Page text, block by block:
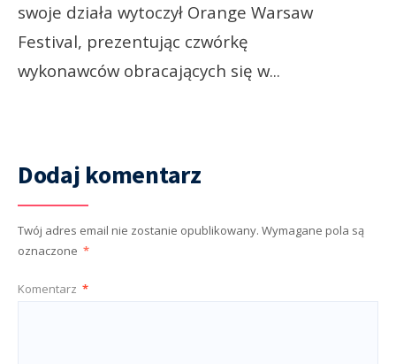
swoje działa wytoczył Orange Warsaw
Festival, prezentując czwórkę
wykonawców obracających się w...
Dodaj komentarz
Twój adres email nie zostanie opublikowany. Wymagane pola są
oznaczone *
Komentarz *